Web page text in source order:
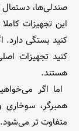
صندلی‌ها، دستمال
این تجهیزات
کنید بستگی
کنید تجهیزات
هستند.
اما اگر
همبرگر، سوخاری
متفاوت تر می‌شود.